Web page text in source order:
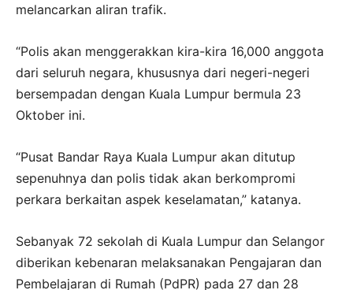
melancarkan aliran trafik.
“Polis akan menggerakkan kira-kira 16,000 anggota
dari seluruh negara, khususnya dari negeri-negeri
bersempadan dengan Kuala Lumpur bermula 23
Oktober ini.
“Pusat Bandar Raya Kuala Lumpur akan ditutup
sepenuhnya dan polis tidak akan berkompromi
perkara berkaitan aspek keselamatan,” katanya.
Sebanyak 72 sekolah di Kuala Lumpur dan Selangor
diberikan kebenaran melaksanakan Pengajaran dan
Pembelajaran di Rumah (PdPR) pada 27 dan 28